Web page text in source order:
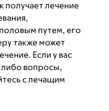
получает лечение
путем, его
также может
Если у вас
либо вопросы,
с лечащим